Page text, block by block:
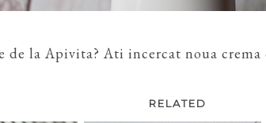
de la Apivita? Ati incercat noua crema
RELATED